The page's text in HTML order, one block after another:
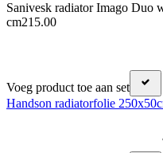
Sanivesk radiator Imago Duo
cm215.00
Voeg product toe aan set
Handson radiatorfolie